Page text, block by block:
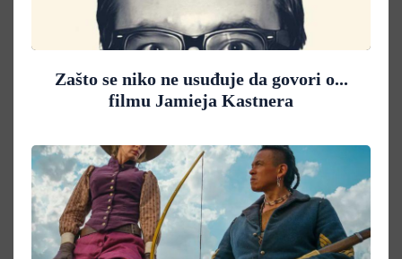
Zašto se niko ne usuđuje da govori o...
filmu Jamieja Kastnera